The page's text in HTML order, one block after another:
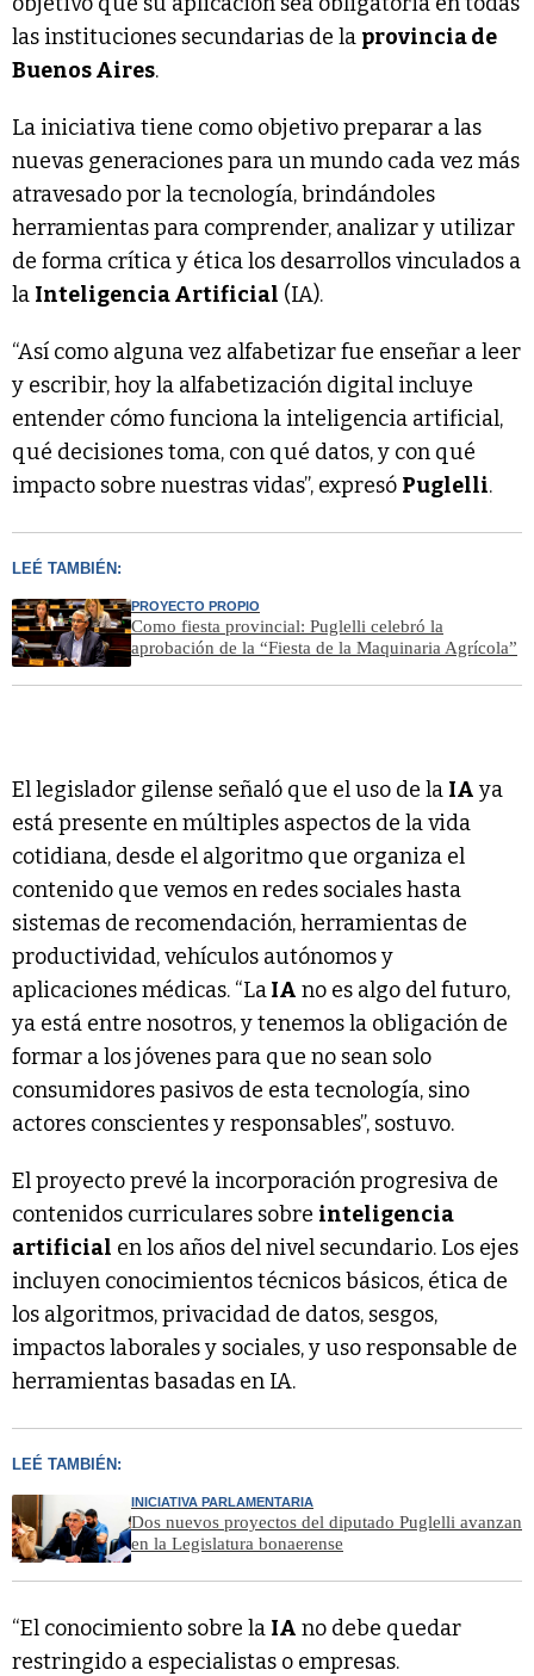
las instituciones secundarias de la provincia de
Buenos Aires.
La iniciativa tiene como objetivo preparar a las
nuevas generaciones para un mundo cada vez más
atravesado por la tecnología, brindándoles
herramientas para comprender, analizar y utilizar
de forma crítica y ética los desarrollos vinculados a
la Inteligencia Artificial (IA).
“Así como alguna vez alfabetizar fue enseñar a leer
y escribir, hoy la alfabetización digital incluye
entender cómo funciona la inteligencia artificial,
qué decisiones toma, con qué datos, y con qué
impacto sobre nuestras vidas”, expresó Puglelli.
LEÉ TAMBIÉN:
PROYECTO PROPIO
Como fiesta provincial: Puglelli celebró la
aprobación de la “Fiesta de la Maquinaria Agrícola”
El legislador gilense señaló que el uso de la IA ya
está presente en múltiples aspectos de la vida
cotidiana, desde el algoritmo que organiza el
contenido que vemos en redes sociales hasta
sistemas de recomendación, herramientas de
productividad, vehículos autónomos y
aplicaciones médicas. “LaIA no es algo del futuro,
ya está entre nosotros, y tenemos la obligación de
formar a los jóvenes para que no sean solo
consumidores pasivos de esta tecnología, sino
actores conscientes y responsables”, sostuvo.
El proyecto prevé la incorporación progresiva de
contenidos curriculares sobre inteligencia
artificial en los años del nivel secundario. Los ejes
incluyen conocimientos técnicos básicos, ética de
los algoritmos, privacidad de datos, sesgos,
impactos laborales y sociales, y uso responsable de
herramientas basadas en IA.
LEÉ TAMBIÉN:
INICIATIVA PARLAMENTARIA
Dos nuevos proyectos del diputado Puglelli avanzan
en la Legislatura bonaerense
“El conocimiento sobre la IA no debe quedar
restringido a especialistas o empresas.